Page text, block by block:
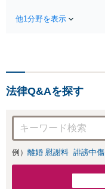
他1分野を表示
法律Q&Aを探す
例） 離婚 慰謝料 誹謗中傷